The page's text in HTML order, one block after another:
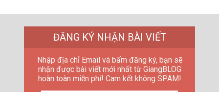
ĐĂNG KÝ NHẬN BÀI VIẾT
Nhập địa chỉ Email và bấm đăng ký, bạn sẽ
nhận được bài viết mới nhất từ GiangBLOG
hoàn toàn miễn phí! Cam kết không SPAM!